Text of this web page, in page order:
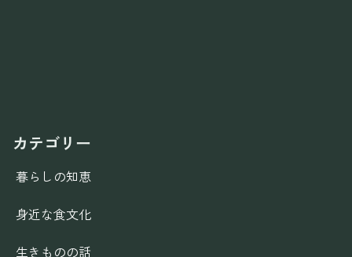
カテゴリー
暮らしの知恵
身近な食文化
生きものの話